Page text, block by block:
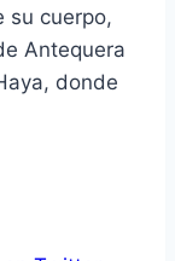
su cuerpo,
Antequera
donde